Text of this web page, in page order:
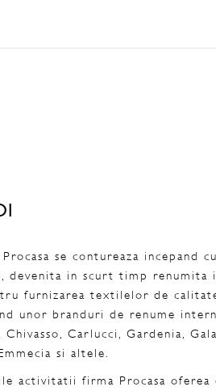
se contureaza incepand
devenita in scurt timp renumita
furnizarea textilelor de
unor branduri de renume
Chivasso, Carlucci, Gardenia,
si altele.
activitatii firma Procasa oferea